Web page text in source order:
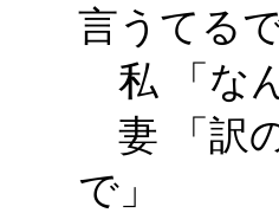
言うてるで
私 「な
妻 「訳
で」